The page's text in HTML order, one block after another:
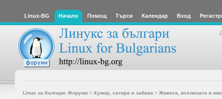
Linux-BG Начало Помощ Търси Календар Вход
Linux за българи: Форуми> Хумор, сатира и забава > Живота, вселената и